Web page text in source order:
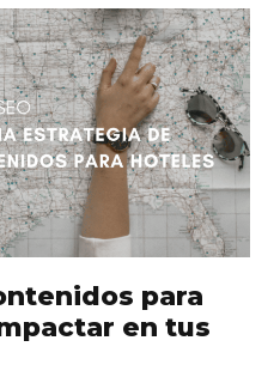
para
en tus